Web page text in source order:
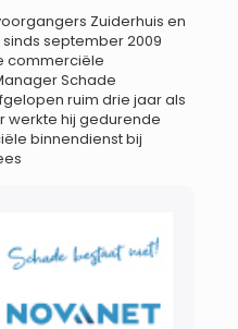
Zuiderhuis en
september 2009
commerciële
Schade
ruim drie jaar als
werkte hij gedurende
binnendienst bij